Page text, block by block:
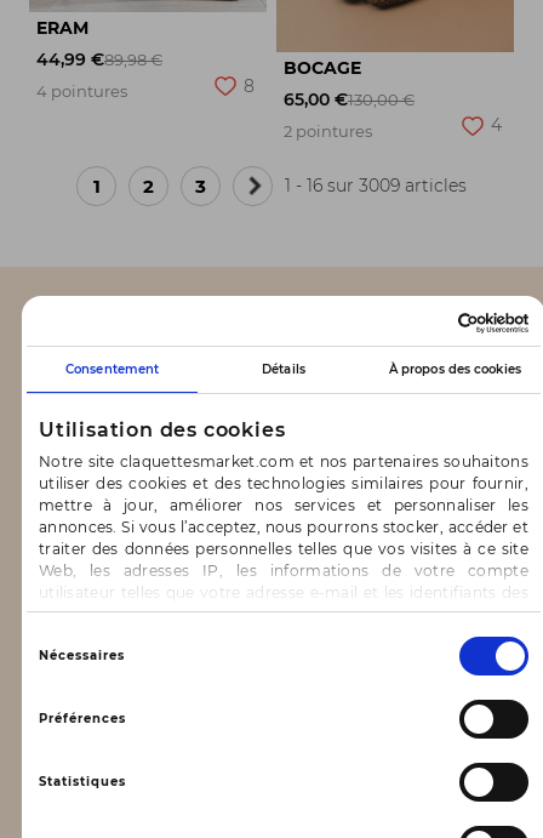
Consentement Détails À propos des cookies
Utilisation des cookies
Notre site claquettesmarket.com et nos partenaires souhaitons
utiliser des cookies et des technologies similaires pour fournir,
mettre à jour, améliorer nos services et personnaliser les
annonces. Si vous l’acceptez, nous pourrons stocker, accéder et
traiter des données personnelles telles que vos visites à ce site
Web, les adresses IP, les informations de votre compte
utilisateur telles que votre adresse e-mail et les identifiants des
cookies.
Vous avez le choix d’« Accepter » pour consentir à ces
utilisations, de « Refuser » pour vous y opposer ou
de sélectionner vos préférences concernant chaque catégorie
de cookie en cliquant sur « Valider la sélection » pour valider vos
options. Vous pouvez à tout moment modifier vos préférences
Nécessaires
Préférences
Statistiques
ERAM
44,99 €89,98 €
4 pointures
8
BOCAGE
65,00 €130,00 €
2 pointures
4
1 2 3
Page
1 - 16 sur 3009 articles
CLAQUETTES MARKET
Blog
CONTACT & AIDE
FAQ
Nous contacter
INFORMATIONS
Mentions légales
Données personnelles, vie privée